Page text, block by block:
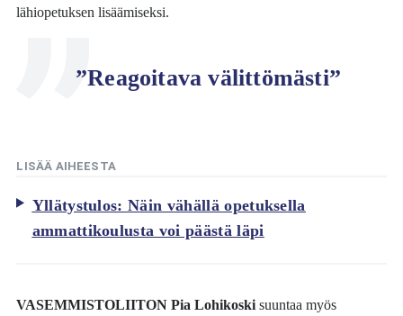
lähiopetuksen lisäämiseksi.
”Reagoitava välittömästi”
LISÄÄ AIHEESTA
Yllätystulos: Näin vähällä opetuksella
ammattikoulusta voi päästä läpi
VASEMMISTOLIITON Pia Lohikoskisuuntaa myös